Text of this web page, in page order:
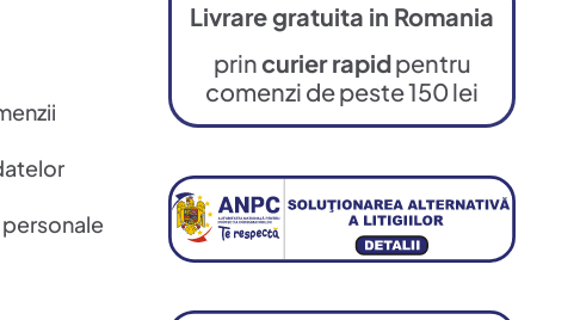
Livrare gratuita in Romania
princurier rapidpentru
comenzi de peste 150 lei